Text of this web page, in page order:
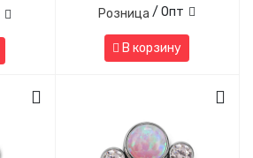
Розница / Опт
В корзину